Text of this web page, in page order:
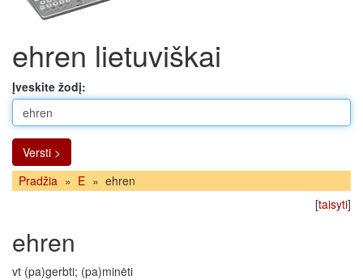
ehren lietuviškai
Įveskite žodį:
Versti >
Pradžia » E » ehren
[taisyti]
ehren
vt (pa)gerbti; (pa)minėti